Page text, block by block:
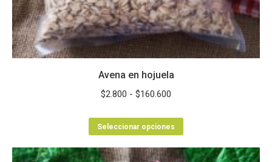
Avena en hojuela
$2.800 - $160.600
precios:
$2.800
Seleccionar opciones
tiene